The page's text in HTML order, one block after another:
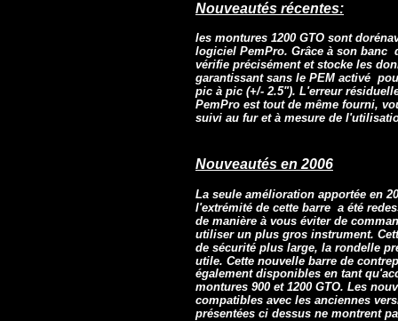
Nouveautés récentes:
les montures 1200 GTO sont
logiciel PemPro. Grâce à son banc
vérifie précisément et stocke les
garantissant sans le PEM activé
pic à pic (+/- 2.5"). L'erreur
PemPro est tout de même fourni,
suivi au fur et à mesure de
Nouveautés en 2006
La seule amélioration apportée en
l'extrémité de cette barre a été
de manière à vous éviter de
utiliser un plus gros instrument.
de sécurité plus large, la rondelle
utile. Cette nouvelle barre de
également disponibles en tant
montures 900 et 1200 GTO. Les
compatibles avec les anciennes
présentées ci dessus ne montrent